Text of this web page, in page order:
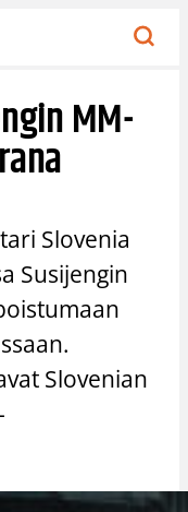
MM-
Slovenia
Susijengin
Slovenian